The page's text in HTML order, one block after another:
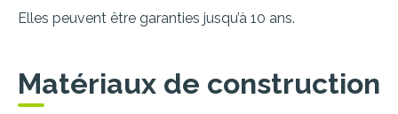
Elles peuvent être garanties jusqu’à 10 ans.
Matériaux de construction